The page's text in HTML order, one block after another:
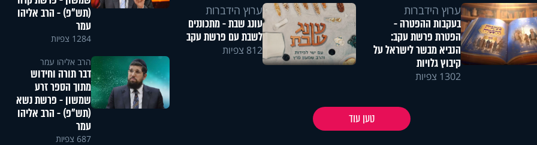
ערוץ הידברות
בעקבות ההפטרה -
הפטרת פרשת עקב:
הנביא מבשר לישראל על
קיבוץ גלויות
1302 צפיות
ערוץ הידברות
עונג שבת - מתכוננים
לשבת עם פרשת עקב
812 צפיות
טען עוד
(תש"פ) - הרב אליהו
עמר
1284 צפיות
הרב אליהו עמר
דבר תורה וחידוש
מתוך הספר זרע
שמשון - פרשת נשא
(תש"פ) - הרב אליהו
עמר
687 צפיות